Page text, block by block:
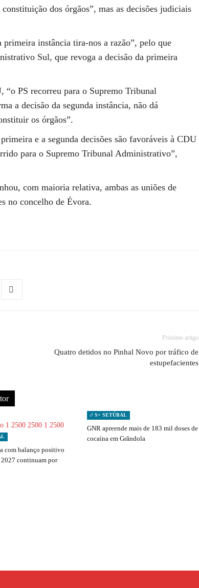
dos órgãos”, mas as decisões judiciais
primeira instância tira-nos a razão”, pelo que
Sul, que revoga a decisão da primeira
“o PS recorreu para o Supremo Tribunal
a decisão da segunda instância, não dá
os órgãos”.
e a segunda decisões são favoráveis à CDU
para o Supremo Tribunal Administrativo”,
com maioria relativa, ambas as uniões de
no concelho de Évora.
Próximo artigo
Quatro detidos no Pinhal Novo por tráfico de
estupefacientes
com balanço positivo
2027 continuam por
// S+ SETÚBAL
GNR apreende mais de 183 mil doses de
cocaína em Grândola